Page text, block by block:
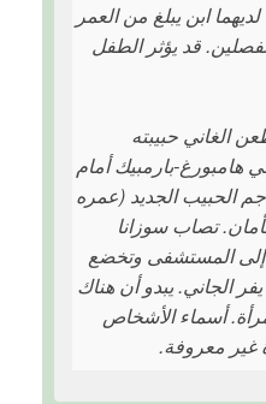
ابن يبلغ من العمر
قد يؤثر الطفل
2023، يطعن الغاني حبيبته
هامبورغ-بارمبيك أمام
الحبيب الجديد (عمره
بأمان. تصاب سوزانا
المستشفى وتخضع
الجاني. يبدو أن هناك
أسماء الأشخاص
غير معروفة.